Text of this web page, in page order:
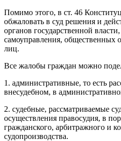
Помимо этого, в ст. 46
обжаловать в суд решения и
органов государственной
самоуправления, общественных
лиц.
Все жалобы граждан можно
1. административные, то есть
внесудебном, в
2. судебные, рассматриваемые
осуществления правосудия, в
гражданского, арбитражного и
судопроизводства.